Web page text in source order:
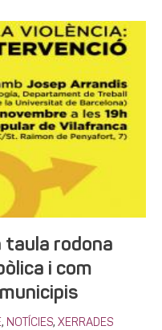
taula rodona
i com
, NOTÍCIES, XERRADES